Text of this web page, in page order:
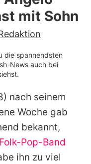
mit Sohn
die spannendsten
News auch bei
nach seinem
Woche gab
bekannt,
Pop-Band
ihn zu viel